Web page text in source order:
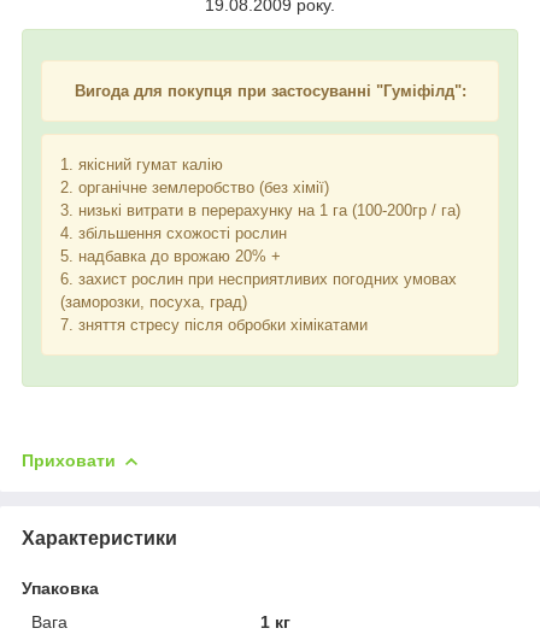
19.08.2009 року.
Вигода для покупця при застосуванні "Гуміфілд":
1. якісний гумат калію
2. органічне землеробство (без хімії)
3. низькі витрати в перерахунку на 1 га (100-200гр / га)
4. збільшення схожості рослин
5. надбавка до врожаю 20% +
6. захист рослин при несприятливих погодних умовах
(заморозки, посуха, град)
7. зняття стресу після обробки хімікатами
Приховати
Характеристики
Упаковка
Вага
1 кг